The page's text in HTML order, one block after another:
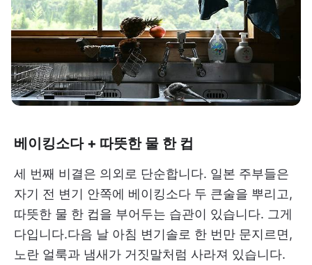
베이킹소다 + 따뜻한 물 한 컵
세 번째 비결은 의외로 단순합니다. 일본 주부들은
자기 전 변기 안쪽에 베이킹소다 두 큰술을 뿌리고,
따뜻한 물 한 컵을 부어두는 습관이 있습니다. 그게
다입니다.다음 날 아침 변기솔로 한 번만 문지르면,
노란 얼룩과 냄새가 거짓말처럼 사라져 있습니다.